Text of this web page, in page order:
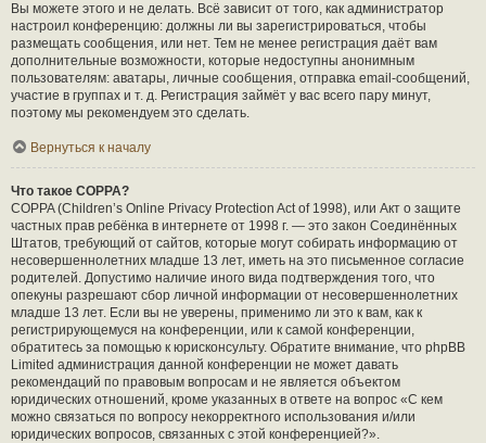
Вы можете этого и не делать. Всё зависит от того, как администратор
настроил конференцию: должны ли вы зарегистрироваться, чтобы
размещать сообщения, или нет. Тем не менее регистрация даёт вам
дополнительные возможности, которые недоступны анонимным
пользователям: аватары, личные сообщения, отправка email-сообщений,
участие в группах и т. д. Регистрация займёт у вас всего пару минут,
поэтому мы рекомендуем это сделать.
Вернуться к началу
Что такое COPPA?
COPPA (Children’s Online Privacy Protection Act of 1998), или Акт о защите
частных прав ребёнка в интернете от 1998 г. — это закон Соединённых
Штатов, требующий от сайтов, которые могут собирать информацию от
несовершеннолетних младше 13 лет, иметь на это письменное согласие
родителей. Допустимо наличие иного вида подтверждения того, что
опекуны разрешают сбор личной информации от несовершеннолетних
младше 13 лет. Если вы не уверены, применимо ли это к вам, как к
регистрирующемуся на конференции, или к самой конференции,
обратитесь за помощью к юрисконсульту. Обратите внимание, что phpBB
Limited администрация данной конференции не может давать
рекомендаций по правовым вопросам и не является объектом
юридических отношений, кроме указанных в ответе на вопрос «С кем
можно связаться по вопросу некорректного использования и/или
юридических вопросов, связанных с этой конференцией?».